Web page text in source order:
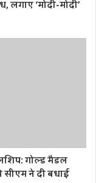
‘मोदी-मोदी’
गोल्ड मैडल
ने दी बधाई